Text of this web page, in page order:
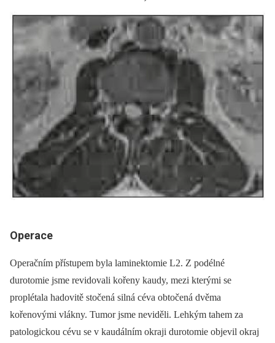
Operace
Operačním přístupem byla laminektomie L2. Z podélné
durotomie jsme revidovali kořeny kaudy, mezi kterými se
proplétala hadovitě stočená silná céva obtočená dvěma
kořenovými vlákny. Tumor jsme neviděli. Lehkým tahem za
patologickou cévu se v kaudálním okraji durotomie objevil okraj